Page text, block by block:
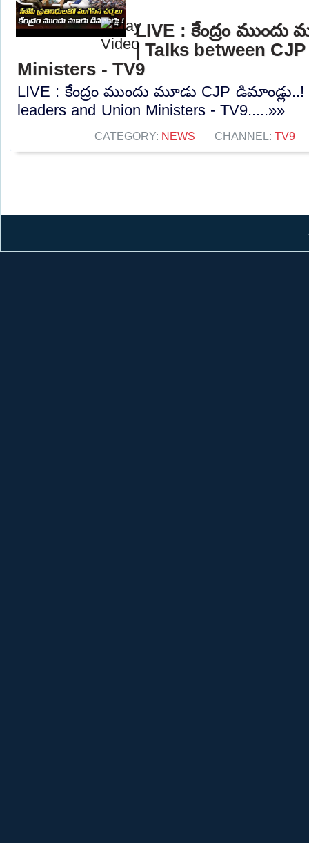
LIVE : కేంద్రం ముందు
| Talks between
Ministers - TV9
LIVE : కేంద్రం ముందు మూడు CJP డిమాండ్లు..!
leaders and Union Ministers - TV9.....»»
CATEGORY: NEWS CHANNEL: TV9